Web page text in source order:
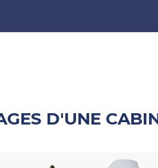
D'UNE